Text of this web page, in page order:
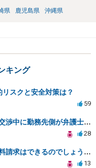
県 鹿児島県 沖縄県
キング
スクと安全対策は？
59
パワハラ被害で退職。慰謝料の交渉中に勤務先側が弁護士を立ててきました
28
労災事故による身体障害で慰謝料請求はできるのでしょうか？
13